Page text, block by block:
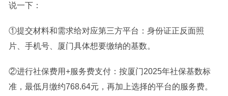
说一下：
①提交材料和需求给对应第三方平台：身份证正反面照
片、手机号、厦门具体想要缴纳的基数。
②进行社保费用+服务费支付：按厦门2025年社保基数标
准，最低月缴约768.64元，再加上选择的平台的服务费。